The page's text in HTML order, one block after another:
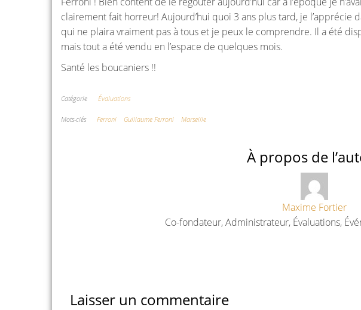
clairement fait horreur! Aujourd’hui quoi 3 ans plus tard, je l’apprécie
qui ne plaira vraiment pas à tous et je peux le comprendre. Il a été
mais tout a été vendu en l’espace de quelques mois.
Santé les boucaniers !!
Catégorie Évaluations
Mots-clés Ferroni Guillaume Ferroni Marseille
À propos de
Maxime Fortier
Co-fondateur, Administrateur, Évaluations,
Laisser un commentaire